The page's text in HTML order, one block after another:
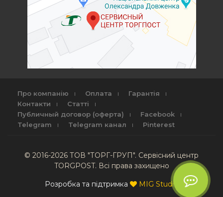
Про компанію Оплата
Гарантія
Контакти
Статті
Публичный договор (оферта)
Facebook
Telegram
Telegram канал Pinterest
© 2016-2026 ТОВ "ТОРГ-ГРУП". Сервісний центр
TORGPOST. Всі права захищено
Розробка та підтримка MIG Studio